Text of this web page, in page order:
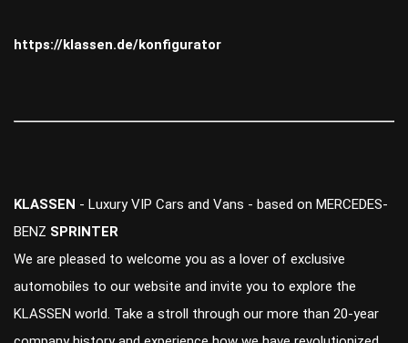
https://klassen.de/konfigurator
KLASSEN - Luxury VIP Cars and Vans - based on MERCEDES-
BENZ SPRINTER
We are pleased to welcome you as a lover of exclusive
automobiles to our website and invite you to explore the
KLASSEN world. Take a stroll through our more than 20-year